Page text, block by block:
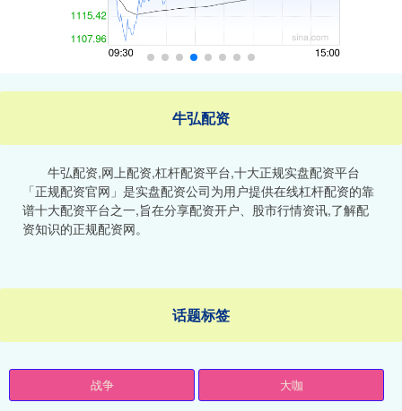
牛弘配资
牛弘配资,网上配资,杠杆配资平台,十大正规实盘配资平台
「正规配资官网」是实盘配资公司为用户提供在线杠杆配资的靠
谱十大配资平台之一,旨在分享配资开户、股市行情资讯,了解配
资知识的正规配资网。
话题标签
战争 大咖